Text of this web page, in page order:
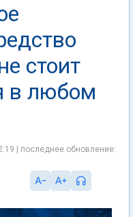
стоит
в любом
| последнее обновление: